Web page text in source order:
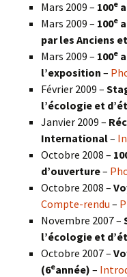
Mars 2009 – 100e
Mars 2009 – 100e
par les Anciens
Mars 2009 – 100e
l’exposition –
Février 2009 –
l’écologie et
Janvier 2009 –
International–
Octobre 2008 –
d’ouverture–
Octobre 2008 –
Compte-rendu –
Novembre 2007 –
l’écologie et
Octobre 2007 –
(6eannée) –